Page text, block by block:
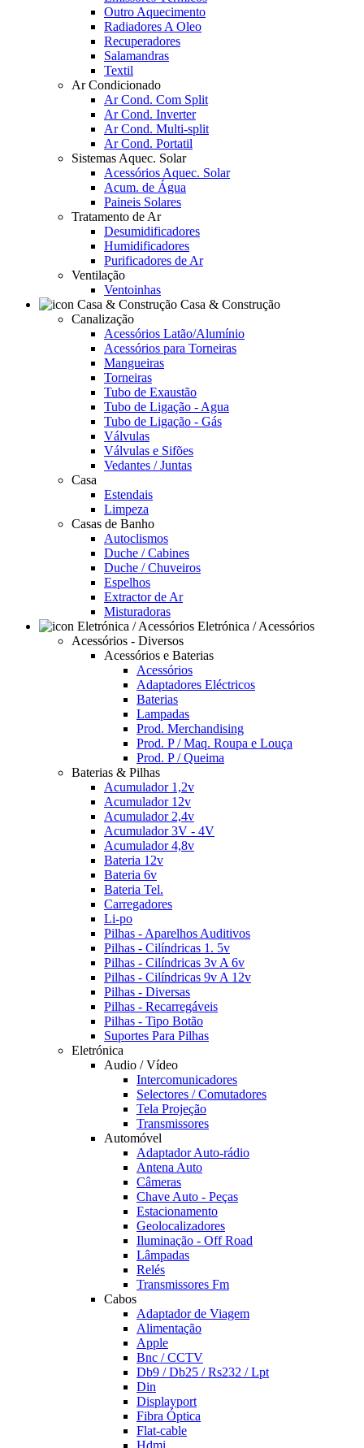
Outro Aquecimento
Radiadores A Oleo
Recuperadores
Salamandras
Textil
Ar Condicionado
Ar Cond. Com Split
Ar Cond. Inverter
Ar Cond. Multi-split
Ar Cond. Portatil
Sistemas Aquec. Solar
Acessórios Aquec. Solar
Acum. de Água
Paineis Solares
Tratamento de Ar
Desumidificadores
Humidificadores
Purificadores de Ar
Ventilação
Ventoinhas
Casa & Construção
Canalização
Acessórios Latão/Alumínio
Acessórios para Torneiras
Mangueiras
Torneiras
Tubo de Exaustão
Tubo de Ligação - Agua
Tubo de Ligação - Gás
Válvulas
Válvulas e Sifões
Vedantes / Juntas
Casa
Estendais
Limpeza
Casas de Banho
Autoclismos
Duche / Cabines
Duche / Chuveiros
Espelhos
Extractor de Ar
Misturadoras
Eletrónica / Acessórios
Acessórios - Diversos
Acessórios e Baterias
Acessórios
Adaptadores Eléctricos
Baterias
Lampadas
Prod. Merchandising
Prod. P / Maq. Roupa e Louça
Prod. P / Queima
Baterias & Pilhas
Acumulador 1,2v
Acumulador 12v
Acumulador 2,4v
Acumulador 3V - 4V
Acumulador 4,8v
Bateria 12v
Bateria 6v
Bateria Tel.
Carregadores
Li-po
Pilhas - Aparelhos Auditivos
Pilhas - Cilíndricas 1. 5v
Pilhas - Cilíndricas 3v A 6v
Pilhas - Cilíndricas 9v A 12v
Pilhas - Diversas
Pilhas - Recarregáveis
Pilhas - Tipo Botão
Suportes Para Pilhas
Eletrónica
Audio / Vídeo
Intercomunicadores
Selectores / Comutadores
Tela Projeção
Transmissores
Automóvel
Adaptador Auto-rádio
Antena Auto
Câmeras
Chave Auto - Peças
Estacionamento
Geolocalizadores
Iluminação - Off Road
Lâmpadas
Relés
Transmissores Fm
Cabos
Adaptador de Viagem
Alimentação
Apple
Bnc / CCTV
Db9 / Db25 / Rs232 / Lpt
Din
Displayport
Fibra Óptica
Flat-cable
Hdmi